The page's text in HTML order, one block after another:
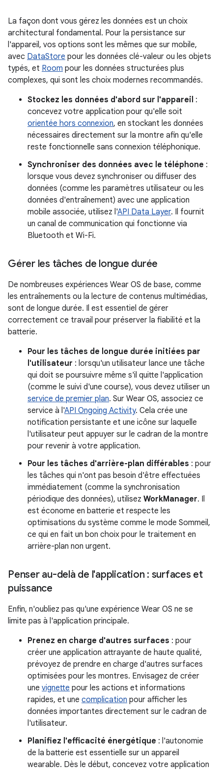
La façon dont vous gérez les données est un choix
architectural fondamental. Pour la persistance sur
l'appareil, vos options sont les mêmes que sur mobile,
avec DataStore pour les données clé-valeur ou les objets
typés, et Room pour les données structurées plus
complexes, qui sont les choix modernes recommandés.
Stockez les données d'abord sur l'appareil :
concevez votre application pour qu'elle soit
orientée hors connexion, en stockant les données
nécessaires directement sur la montre afin qu'elle
reste fonctionnelle sans connexion téléphonique.
Synchroniser des données avec le téléphone :
lorsque vous devez synchroniser ou diffuser des
données (comme les paramètres utilisateur ou les
données d'entraînement) avec une application
mobile associée, utilisez l'API Data Layer. Il fournit
un canal de communication qui fonctionne via
Bluetooth et Wi-Fi.
Gérer les tâches de longue durée
De nombreuses expériences Wear OS de base, comme
les entraînements ou la lecture de contenus multimédias,
sont de longue durée. Il est essentiel de gérer
correctement ce travail pour préserver la fiabilité et la
batterie.
Pour les tâches de longue durée initiées par
l'utilisateur : lorsqu'un utilisateur lance une tâche
qui doit se poursuivre même s'il quitte l'application
(comme le suivi d'une course), vous devez utiliser un
service de premier plan. Sur Wear OS, associez ce
service à l'API Ongoing Activity. Cela crée une
notification persistante et une icône sur laquelle
l'utilisateur peut appuyer sur le cadran de la montre
pour revenir à votre application.
Pour les tâches d'arrière-plan différables : pour
les tâches qui n'ont pas besoin d'être effectuées
immédiatement (comme la synchronisation
périodique des données), utilisez WorkManager. Il
est économe en batterie et respecte les
optimisations du système comme le mode Sommeil,
ce qui en fait un bon choix pour le traitement en
arrière-plan non urgent.
Penser au-delà de l'application : surfaces et
puissance
Enfin, n'oubliez pas qu'une expérience Wear OS ne se
limite pas à l'application principale.
Prenez en charge d'autres surfaces : pour
créer une application attrayante de haute qualité,
prévoyez de prendre en charge d'autres surfaces
optimisées pour les montres. Envisagez de créer
une vignette pour les actions et informations
rapides, et une complication pour afficher les
données importantes directement sur le cadran de
l'utilisateur.
Planifiez l'efficacité énergétique : l'autonomie
de la batterie est essentielle sur un appareil
wearable. Dès le début, concevez votre application